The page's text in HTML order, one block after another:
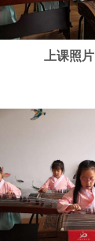
上课照片